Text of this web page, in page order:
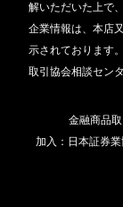
解いただいた上で
企業情報は、本店
示されております
取引協会相談セン
金融商品
加入：日本証券